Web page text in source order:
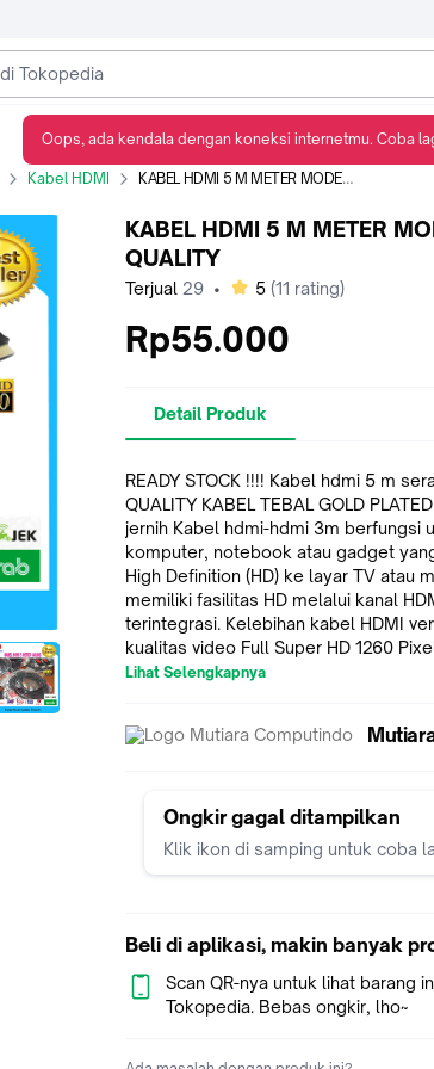
Kabel HDMI KABEL HDMI 5 M METER MODEL JARING HIGH QUALITY
KABEL HDMI 5 M METER
QUALITY
Terjual 29 • bintang
5 (11 rating)
Rp55.000
Detail Produk
READY STOCK !!!! Kabel hdmi 5 m serat jaring versi 1.4 terbaru GOOD
QUALITY KABEL TEBAL GOLD PLATED!!! menjadikan gambar sangat
jernih Kabel hdmi-hdmi 3m berfungsi untuk menghubungkan
komputer, notebook atau gadget
High Definition (HD) ke layar TV atau
memiliki fasilitas HD melalui kanal
terintegrasi. Kelebihan kabel HDMI
kualitas video Full Super HD 1260
Dimensi 3D (4k x 2k Video) dan HDMI Ethernet. UNTUK
wrap utk mencegah kerusakan
https://
menginginkan produk yang lainnya
https://www.tokopedia.com/
mengunjungi toko kami salam
Lihat Selengkapnya
Ongkir gagal ditampilkan
Klik ikon di samping untuk coba
Beli di aplikasi, makin banyak
Scan QR-nya untuk lihat barang
Tokopedia. Bebas ongkir, lho~
Oops, ada kendala dengan koneksi internetmu. Coba